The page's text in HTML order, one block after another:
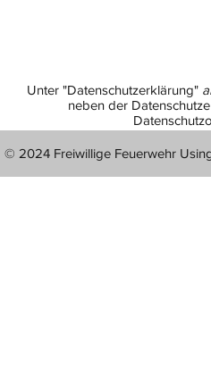
Unter "Datenschutzerklärung"
neben der
© 2024 Freiwillige Feuerwehr